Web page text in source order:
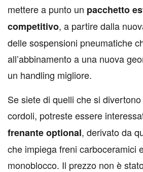
mettere a punto un pacchetto
competitivo, a partire dalla
delle sospensioni pneumatiche
all’abbinamento a una nuova
un handling migliore.
Se siete di quelli che si
cordoli, potreste essere
frenante optional, derivato da
che impiega freni carboceramici
monoblocco. Il prezzo non è